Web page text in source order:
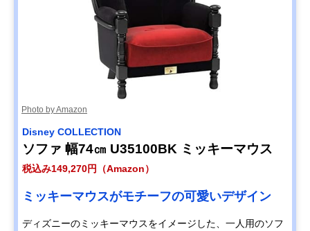
Photo by Amazon
Disney COLLECTION
ソファ 幅74㎝ U35100BK ミッキーマウス
税込み149,270円（Amazon）
ミッキーマウスがモチーフの可愛いデザイン
ディズニーのミッキーマウスをイメージした、一人用のソフ